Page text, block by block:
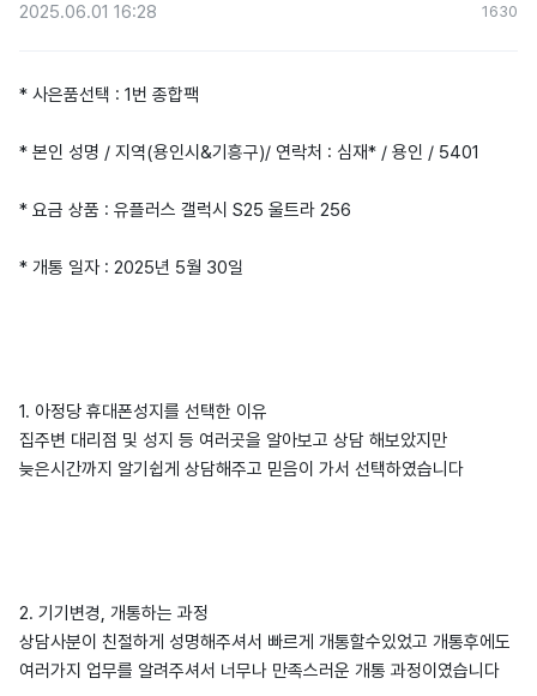
2025.06.01 16:28
1630
* 사은품선택 : 1번 종합팩
* 본인 성명 / 지역(용인시&기흥구)/ 연락처 : 심재* / 용인 / 5401
* 요금 상품 : 유플러스 갤럭시 S25 울트라 256
* 개통 일자 : 2025년 5월 30일
1. 아정당 휴대폰성지를 선택한 이유
집주변 대리점 및 성지 등 여러곳을 알아보고 상담 해보았지만
늦은시간까지 알기쉽게 상담해주고 믿음이 가서 선택하였습니다
2. 기기변경, 개통하는 과정
상담사분이 친절하게 성명해주셔서 빠르게 개통할수있었고 개통후에도
여러가지 업무를 알려주셔서 너무나 만족스러운 개통 과정이였습니다